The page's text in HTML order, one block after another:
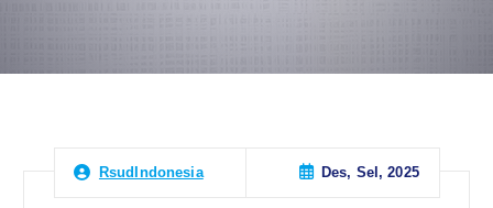
RsudIndonesia Des, Sel, 2025